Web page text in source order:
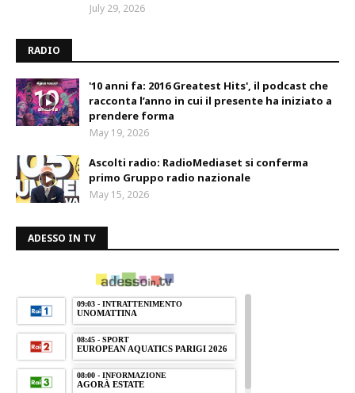
July 29, 2026
RADIO
'10 anni fa: 2016 Greatest Hits', il podcast che
racconta l’anno in cui il presente ha iniziato a
prendere forma
May 19, 2026
Ascolti radio: RadioMediaset si conferma
primo Gruppo radio nazionale
May 15, 2026
ADESSO IN TV